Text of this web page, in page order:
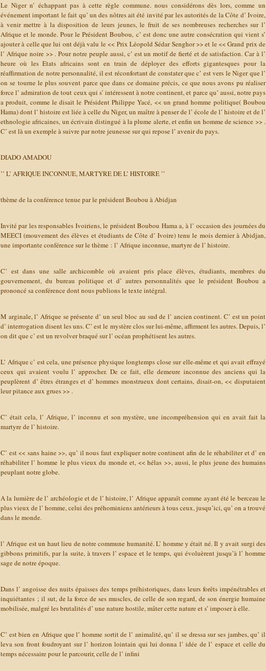
Le Niger n’ échappant pas à cette règle commune. nous considérons dès lors, comme un
événement important le fait qu’ un des nôtres ait été invité par les autorités de la Côte d’ Ivoire,
à venir mettre à la disposition de leurs jeunes, le fruit de ses nombreuses recherches sur l’
Afrique et le monde. Pour le Président Boubou, c’ est donc une autre consécration qui vient s’
ajouter à celle que lui ont déjà valu le << Prix Léopold Sédar Senghor >> et le << Grand prix de
l’ Afrique noire >> . Pour notre peuple aussi, c’ est un motif de fierté et de satisfaction. Car à l’
heure où les Etats africains sont en train de déployer des efforts gigantesques pour la
réaffirmation de notre personnalité, il est réconfortant de constater que c’ est vers le Niger que l’
on se tourne le plus souvent parce que dans ce domaine précis, ce que nous avons pu réaliser
force l’ admiration de tout ceux qui s’ intéressent à notre continent, et parce qu’ aussi, notre pays
a produit, comme le disait le Président Philippe Yacé, << un grand homme politique( Boubou
Hama) dont l’ histoire est liée à celle du Niger, un maître à penser de l’ école de l’ histoire et de l’
ethnologie africaines, un écrivain distingué à la plume alerte, et enfin un homme de science >> .
C’ est là un exemple à suivre par notre jeunesse sur qui repose l’ avenir du pays.
DIADO AMADOU
’’ L’ AFRIQUE INCONNUE, MARTYRE DE L’ HISTOIRE ’’
thème de la conférence tenue par le président Boubou à Abidjan
Invité par les responsables Ivoiriens, le président Boubou Hama a, à l’ occasion des journées du
MEECI (mouvement des élèves et étudiants de Côte d’ Ivoire) tenu le mois dernier à Abidjan,
une importante conférence sur le thème : l’ Afrique inconnue, martyre de l’ histoire.
C’ est dans une salle archicomble où avaient pris place élèves, étudiants, membres du
gouvernement, du bureau politique et d’ autres personnalités que le président Boubou a
prononcé sa conférence dont nous publions le texte intégral.
M arginale, l’ Afrique se présente d’ un seul bloc au sud de l’ ancien continent. C’ est un point
d’ interrogation disent les uns. C’ est le mystère clos sur lui-même, affirment les autres. Depuis, l’
on dit que c’ est un revolver braqué sur l’ océan prophétisent les autres.
L’ Afrique c’ est cela, une présence physique longtemps close sur elle-même et qui avait effrayé
ceux qui avaient voulu l’ approcher. De ce fait, elle demeure inconnue des anciens qui la
peuplèrent d’ êtres étranges et d’ hommes monstrueux dont certains, disait-on, << disputaient
leur pitance aux grues >> .
C’ était cela, l’ Afrique, l’ inconnu et son mystère, une incompréhension qui en avait fait la
martyre de l’ histoire.
C’ est << sans haine >>, qu’ il nous faut expliquer notre continent afin de le réhabiliter et d’ en
réhabiliter l’ homme le plus vieux du monde et, << hélas >>, aussi, le plus jeune des humains
peuplant notre globe.
A la lumière de l’ archéologie et de l’ histoire, l’ Afrique apparaît comme ayant été le berceau le
plus vieux de l’ homme, celui des préhominiens antérieurs à tous ceux, jusqu’ici, qu’ on a trouvé
dans le monde.
l’ Afrique est un haut lieu de notre commune humanité. L’ homme y était né. Il y avait surgi des
gibbons primitifs, par la suite, à travers l’ espace et le temps, qui évoluèrent jusqu’à l’ homme
sage de notre époque.
Dans l’ angoisse des nuits épaisses des temps préhistoriques, dans leurs forêts impénétrables et
inquiétantes ; il sut, de la force de ses muscles, de celle de son regard, de son énergie humaine
mobilisée, malgré les brutalités d’ une nature hostile, mâter cette nature et s’ imposer à elle.
C’ est bien en Afrique que l’ homme sortit de l’ animalité, qu’ il se dressa sur ses jambes, qu’ il
leva son front foudroyant sur l’ horizon lointain qui lui donna l’ idée de l’ espace et celle du
temps nécessaire pour le parcourir, celle de l’ infini